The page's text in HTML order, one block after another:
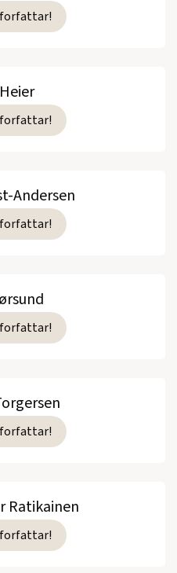
Andersen
Ratikainen